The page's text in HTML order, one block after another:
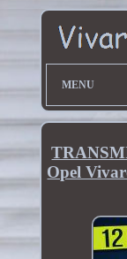
MENU
Opel